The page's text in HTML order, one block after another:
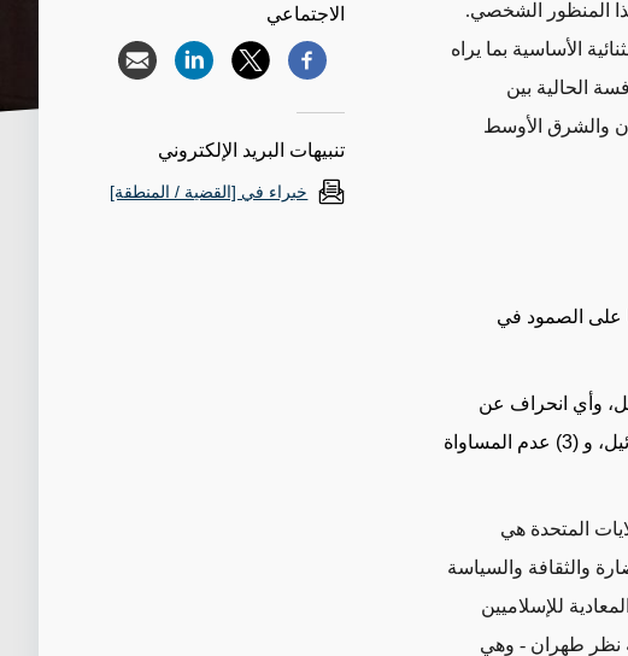
المنظور الشخصي.
الأساسية بما يراه
الحالية بين
والشرق الأوسط
على الصمود في
وأي انحراف عن
المسار "الثوري" الذي يتميز بـ (1) معاداة أمريكا، (2) معاداة إسرائيل، و (3) عدم المساواة
المتحدة هي
والثقافة والسياسة
للإسلاميين
نظر طهران - وهي
الاجتماعي
تنبيهات البريد الإلكتروني
خبراء في [القضية / المنطقة]